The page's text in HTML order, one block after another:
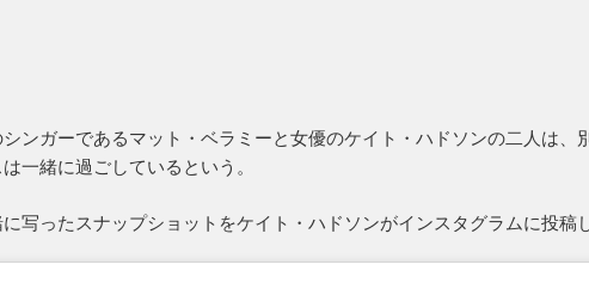
シンガーであるマット・ベラミーと女優のケイト・ハドソンの二人は、
一緒に過ごしているという。
写ったスナップショットをケイト・ハドソンがインスタグラムに投稿